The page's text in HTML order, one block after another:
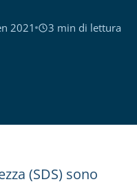
2021 3 min di lettura
(SDS) sono